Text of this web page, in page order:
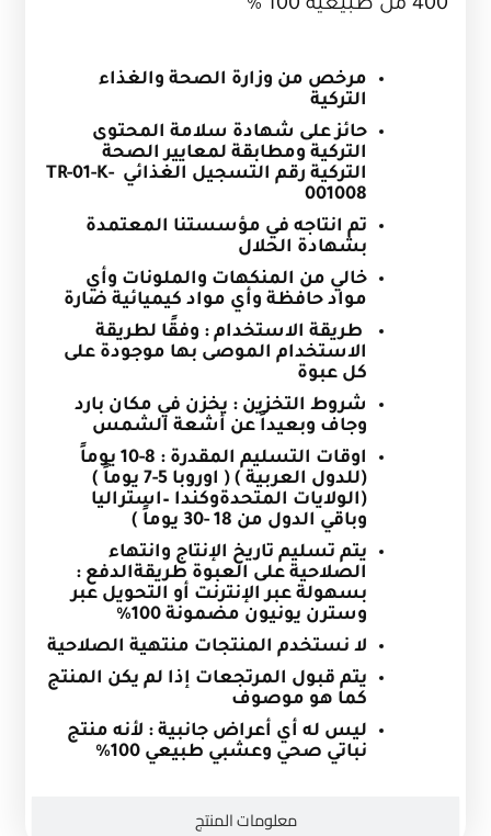
معلومات المنتج
400 مل طبيعية 100 %
مرخص من وزارة الصحة والغذاء
التركية
حائز على شهادة سلامة المحتوى
التركية ومطابقة لمعايير الصحة
التركية رقم التسجيل الغذائي TR-01-K-
001008
تم انتاجه في مؤسستنا المعتمدة
بشهادة الحلال
خالي من المنكهات والملونات وأي
مواد حافظة وأي مواد كيميائية ضارة
طريقة الاستخدام : وفقًا لطريقة
الاستخدام الموصى بها موجودة على
كل عبوة
شروط التخزين : يخزن في مكان بارد
وجاف وبعيداً عن أشعة الشمس
اوقات التسليم المقدرة :
8-10 يوماً
(للدول العربية ) ( اوروبا 5-7 يوماً )
(الولايات المتحدةوكندا –استراليا
وباقي الدول من 18 -30 يوماً )
يتم تسليم تاريخ الإنتاج وانتهاء
الصلاحية على العبوة طريقةالدفع :
بسهولة عبر الإنترنت أو التحويل عبر
وسترن يونيون مضمونة 100%
لا نستخدم المنتجات منتهية الصلاحية
يتم قبول المرتجعات إذا لم يكن المنتج
كما هو موصوف
ليس له أي أعراض جانبية : لأنه منتج
نباتي صحي وعشبي طبيعي 100
%